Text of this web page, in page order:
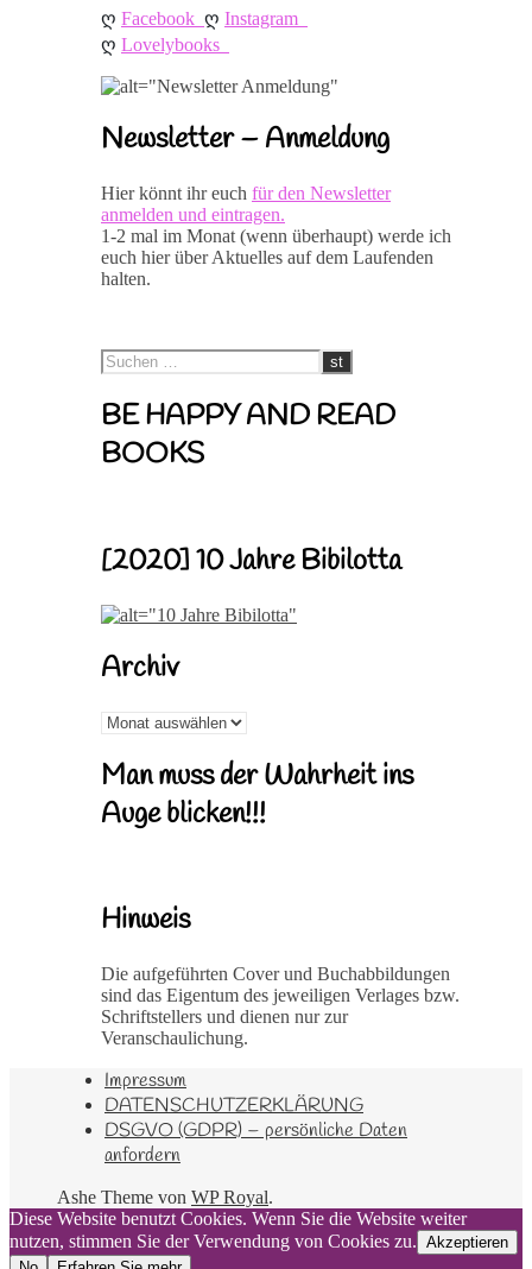
ღ Facebook ღ Instagram
ღ Lovelybooks
Newsletter – Anmeldung
Hier könnt ihr euch für den Newsletter
anmelden und eintragen.
1-2 mal im Monat (wenn überhaupt) werde ich
euch hier über Aktuelles auf dem Laufenden
halten.
BE HAPPY AND READ
BOOKS
[2020] 10 Jahre Bibilotta
Archiv
Archiv
Man muss der Wahrheit ins
Auge blicken!!!
Hinweis
Die aufgeführten Cover und Buchabbildungen
sind das Eigentum des jeweiligen Verlages bzw.
Schriftstellers und dienen nur zur
Veranschaulichung.
Impressum
DATENSCHUTZERKLÄRUNG
DSGVO (GDPR) – persönliche Daten
anfordern
Ashe Theme von WP Royal.
Diese Website benutzt Cookies. Wenn Sie die Website weiter
nutzen, stimmen Sie der Verwendung von Cookies zu. Akzeptieren